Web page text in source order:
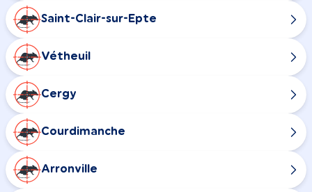
Saint-Clair-sur-Epte
Vétheuil
Cergy
Courdimanche
Arronville